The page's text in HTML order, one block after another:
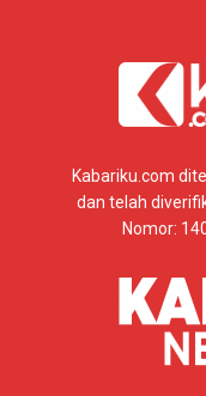
Kabariku.com
dan telah
Nomor: